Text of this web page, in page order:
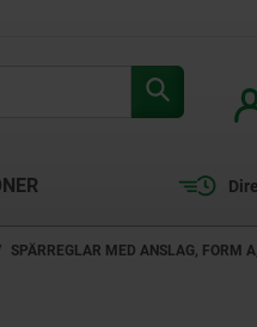
SPÄRREGLAR MED ANSLAG, FORM